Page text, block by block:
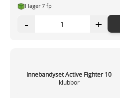
I lager 7 fp
- +
Innebandyset Active Fighter 10
klubbor